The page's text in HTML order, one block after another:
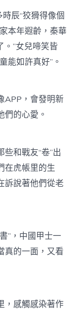
辰“狡猾得像個
本年遐齡，秦華
。”女兒啼笑皆
童能如許真好”。
，會發明新
的心愛。
和戰友“卷”出
在虎帳里的生
訴說著他們從老
”，中國甲士一
真的一面，又看
感觸感染著作